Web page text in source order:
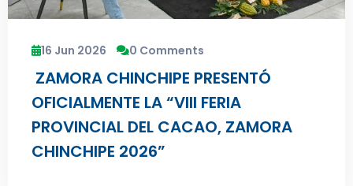
16 Jun 2026 0 Comments
ZAMORA CHINCHIPE PRESENTÓ
OFICIALMENTE LA “VIII FERIA
PROVINCIAL DEL CACAO, ZAMORA
CHINCHIPE 2026”